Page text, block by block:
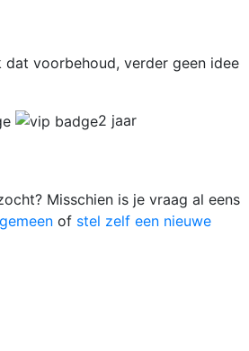
voorbehoud, verder geen idee
2 jaar
Misschien is je vraag al eens
of stel zelf een nieuwe